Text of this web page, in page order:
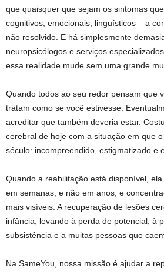
que quaisquer que sejam os sintomas
cognitivos, emocionais, linguísticos – a
não resolvido. E há simplesmente
neuropsicólogos e serviços
essa realidade mude sem uma grande
Quando todos ao seu redor pensam que
tratam como se você estivesse.
acreditar que também deveria estar.
cerebral de hoje com a situação em que
século: incompreendido, estigmatizado e
Quando a reabilitação está disponível,
em semanas, e não em anos, e
mais visíveis. A recuperação de lesões
infância, levando à perda de potencial, à
subsistência e a muitas pessoas que
Na SameYou, nossa missão é ajudar a